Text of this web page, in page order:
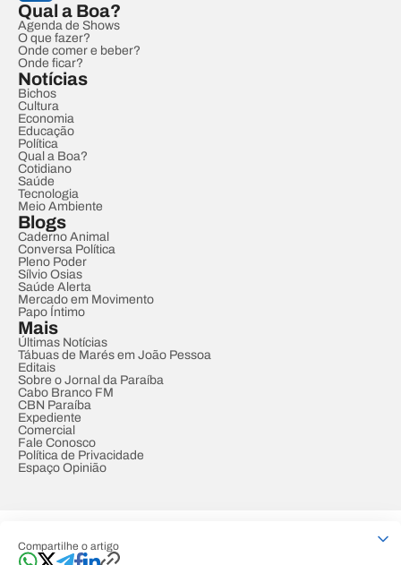
Compartilhe o artigo
Qual a Boa?
Agenda de Shows
O que fazer?
Onde comer e beber?
Onde ficar?
Notícias
Bichos
Cultura
Economia
Educação
Política
Qual a Boa?
Cotidiano
Saúde
Tecnologia
Meio Ambiente
Blogs
Caderno Animal
Conversa Política
Pleno Poder
Sílvio Osias
Saúde Alerta
Mercado em Movimento
Papo Íntimo
Mais
Últimas Notícias
Tábuas de Marés em João Pessoa
Editais
Sobre o Jornal da Paraíba
Cabo Branco FM
CBN Paraíba
Expediente
Comercial
Fale Conosco
Política de Privacidade
Espaço Opinião